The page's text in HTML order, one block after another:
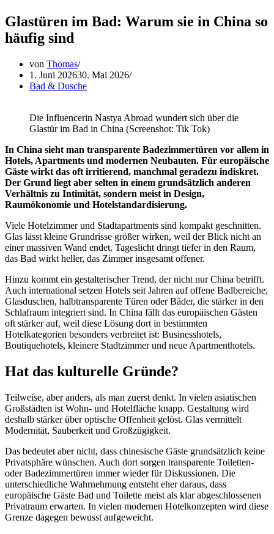
Glastüren im Bad: Warum sie in China so
häufig sind
von Thomas
1. Juni 202630. Mai 2026
Bad & Dusche
Die Influencerin Nastya Abroad wundert sich über die
Glastür im Bad in China (Screenshot: Tik Tok)
In China sieht man transparente Badezimmertüren vor allem in
Hotels, Apartments und modernen Neubauten. Für europäische
Gäste wirkt das oft irritierend, manchmal geradezu indiskret.
Der Grund liegt aber selten in einem grundsätzlich anderen
Verhältnis zu Intimität, sondern meist in Design,
Raumökonomie und Hotelstandardisierung.
Viele Hotelzimmer und Stadtapartments sind kompakt geschnitten.
Glas lässt kleine Grundrisse größer wirken, weil der Blick nicht an
einer massiven Wand endet. Tageslicht dringt tiefer in den Raum,
das Bad wirkt heller, das Zimmer insgesamt offener.
Hinzu kommt ein gestalterischer Trend, der nicht nur China betrifft.
Auch international setzen Hotels seit Jahren auf offene Badbereiche,
Glasduschen, halbtransparente Türen oder Bäder, die stärker in den
Schlafraum integriert sind. In China fällt das europäischen Gästen
oft stärker auf, weil diese Lösung dort in bestimmten
Hotelkategorien besonders verbreitet ist: Businesshotels,
Boutiquehotels, kleinere Stadtzimmer und neue Apartmenthotels.
Hat das kulturelle Gründe?
Teilweise, aber anders, als man zuerst denkt. In vielen asiatischen
Großstädten ist Wohn- und Hotelfläche knapp. Gestaltung wird
deshalb stärker über optische Offenheit gelöst. Glas vermittelt
Modernität, Sauberkeit und Großzügigkeit.
Das bedeutet aber nicht, dass chinesische Gäste grundsätzlich keine
Privatsphäre wünschen. Auch dort sorgen transparente Toiletten-
oder Badezimmertüren immer wieder für Diskussionen. Die
unterschiedliche Wahrnehmung entsteht eher daraus, dass
europäische Gäste Bad und Toilette meist als klar abgeschlossenen
Privatraum erwarten. In vielen modernen Hotelkonzepten wird diese
Grenze dagegen bewusst aufgeweicht.